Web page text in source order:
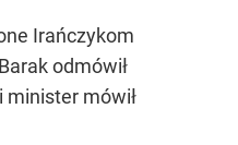
Irańczykom
odmówił
minister mówił